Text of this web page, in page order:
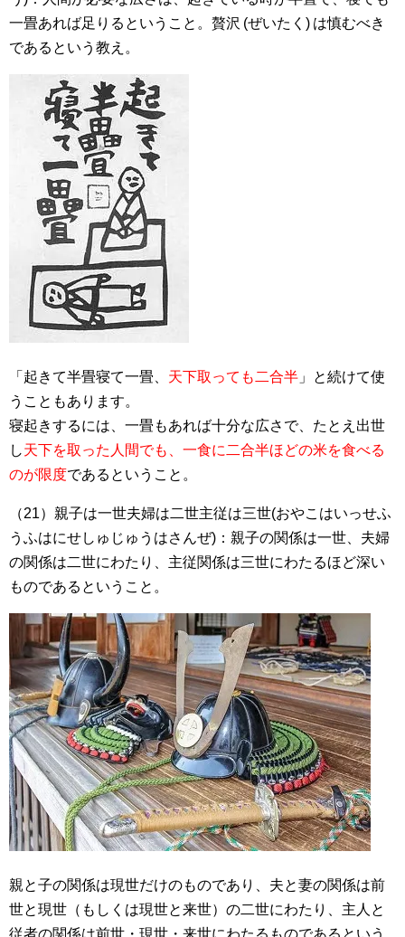
一畳あれば足りるということ。贅沢 (ぜいたく) は慎むべき
であるという教え。
「起きて半畳寝て一畳、 天下取っても二合半 」と続けて使
うこともあります。
寝起きするには、一畳もあれば十分な広さで、たとえ出世
し天下を取った人間でも、一食に二合半ほどの米を食べる
のが限度であるということ。
（21）親子は一世夫婦は二世主従は三世(おやこはいっせふ
うふはにせしゅじゅうはさんぜ)：親子の関係は一世、夫婦
の関係は二世にわたり、主従関係は三世にわたるほど深い
ものであるということ。
親と子の関係は現世だけのものであり、夫と妻の関係は前
世と現世（もしくは現世と来世）の二世にわたり、主人と
従者の関係は前世・現世・来世にわたるものであるという